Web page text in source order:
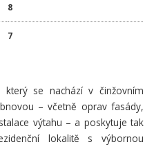
8
7
se nachází v činžovním
– včetně oprav fasády,
výtahu – a poskytuje tak
lokalitě s výbornou